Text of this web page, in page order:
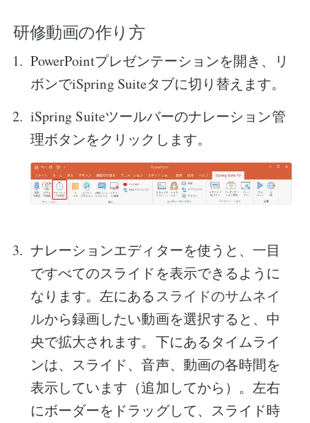
研修動画の作り方
PowerPointプレゼンテーションを開き、リ
ボンでiSpring Suiteタブに切り替えます。
iSpring Suiteツールバーのナレーション管
理ボタンをクリックします。
ナレーションエディターを使うと、一目
ですべてのスライドを表示できるように
なります。左にあるスライドのサムネイ
ルから録画したい動画を選択すると、中
央で拡大されます。 下にあるタイムライ
ンは、スライド、音声、動画の各時間を
表示しています（追加してから）。左右
にボーダーをドラッグして、スライド時